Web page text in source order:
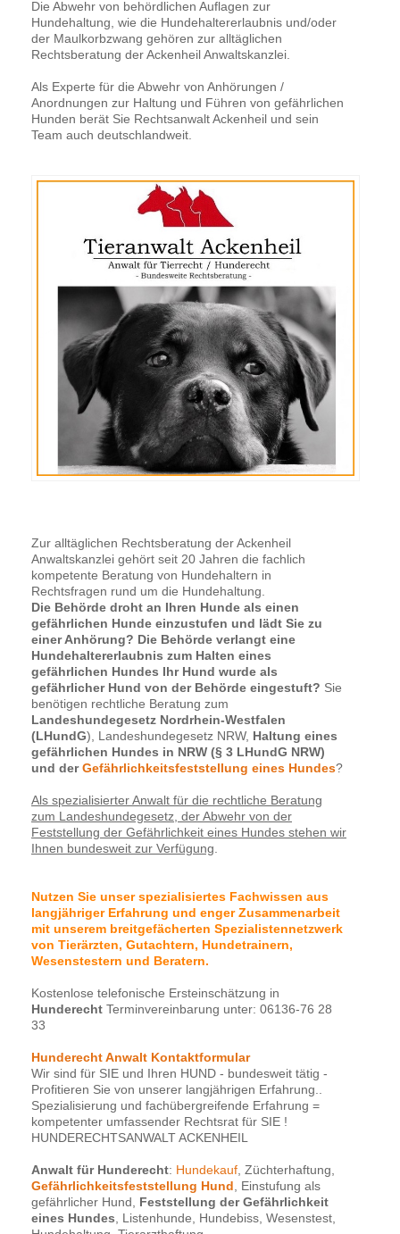
Die Abwehr von behördlichen Auflagen zur
Hundehaltung, wie die Hundehaltererlaubnis und/oder
der Maulkorbzwang gehören zur alltäglichen
Rechtsberatung der Ackenheil Anwaltskanzlei.
Als Experte für die Abwehr von Anhörungen /
Anordnungen zur Haltung und Führen von gefährlichen
Hunden berät Sie Rechtsanwalt Ackenheil und sein
Team auch deutschlandweit.
Zur alltäglichen Rechtsberatung der Ackenheil
Anwaltskanzlei gehört seit 20 Jahren die fachlich
kompetente Beratung von Hundehaltern in
Rechtsfragen rund um die Hundehaltung.
Die Behörde droht an Ihren Hunde als einen
gefährlichen Hunde einzustufen und lädt Sie zu
einer Anhörung? Die Behörde verlangt eine
Hundehaltererlaubnis zum Halten eines
gefährlichen Hundes Ihr Hund wurde als
gefährlicher Hund von der Behörde eingestuft? Sie
benötigen rechtliche Beratung zum
Landeshundegesetz Nordrhein-Westfalen
(LHundG), Landeshundegesetz NRW, Haltung eines
gefährlichen Hundes in NRW (§ 3 LHundG NRW)
und derGefährlichkeitsfeststellung eines Hundes?
Als spezialisierter Anwalt für die rechtliche Beratung
zum Landeshundegesetz, der Abwehr von der
Feststellung der Gefährlichkeit eines Hundes stehen wir
Ihnen bundesweit zur Verfügung
Nutzen Sie unser spezialisiertes Fachwissen aus
langjähriger Erfahrung und enger Zusammenarbeit
mit unserem breitgefächerten Spezialistennetzwerk
von Tierärzten, Gutachtern, Hundetrainern,
Wesenstestern und Beratern.
Kostenlose telefonische Ersteinschätzung in
Hunderecht Terminvereinbarung unter: 06136-76 28
33
Hunderecht Anwalt Kontaktformular
Wir sind für SIE und Ihren HUND - bundesweit tätig -
Profitieren Sie von unserer langjährigen Erfahrung..
Spezialisierung und fachübergreifende Erfahrung =
kompetenter umfassender Rechtsrat für SIE !
HUNDERECHTSANWALT ACKENHEIL
Anwalt für Hunderecht: Hundekauf , Züchterhaftung,
Gefährlichkeitsfeststellung Hund , Einstufung als
gefährlicher Hund, Feststellung der Gefährlichkeit
eines Hundes , Listenhunde, Hundebiss, Wesenstest,